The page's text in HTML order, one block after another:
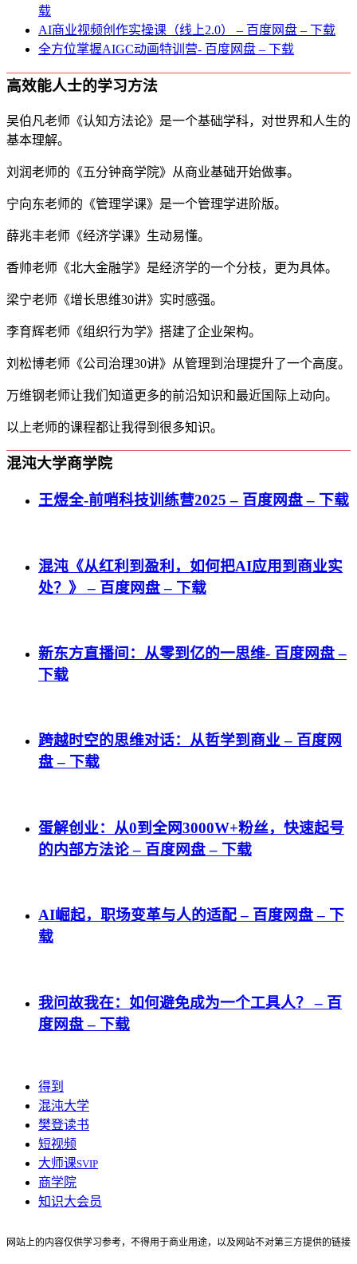
载
AI商业视频创作实操课（线上2.0） – 百度网盘 – 下载
全方位掌握AIGC动画特训营- 百度网盘 – 下载
高效能人士的学习方法
吴伯凡老师《认知方法论》是一个基础学科，对世界和人生的
基本理解。
刘润老师的《五分钟商学院》从商业基础开始做事。
宁向东老师的《管理学课》是一个管理学进阶版。
薛兆丰老师《经济学课》生动易懂。
香帅老师《北大金融学》是经济学的一个分枝，更为具体。
梁宁老师《增长思维30讲》实时感强。
李育辉老师《组织行为学》搭建了企业架构。
刘松博老师《公司治理30讲》从管理到治理提升了一个高度。
万维钢老师让我们知道更多的前沿知识和最近国际上动向。
以上老师的课程都让我得到很多知识。
混沌大学商学院
王煜全-前哨科技训练营2025 – 百度网盘 – 下载
混沌《从红利到盈利，如何把AI应用到商业实
处？》 – 百度网盘 – 下载
新东方直播间：从零到亿的一思维- 百度网盘 –
下载
跨越时空的思维对话：从哲学到商业 – 百度网
盘 – 下载
蛋解创业：从0到全网3000W+粉丝，快速起号
的内部方法论 – 百度网盘 – 下载
AI崛起，职场变革与人的适配 – 百度网盘 – 下
载
我问故我在：如何避免成为一个工具人？ – 百
度网盘 – 下载
得到
混沌大学
樊登读书
短视频
大师课SVIP
商学院
知识大会员
网站上的内容仅供学习参考，不得用于商业用途，以及网站不对第三方提供的链接